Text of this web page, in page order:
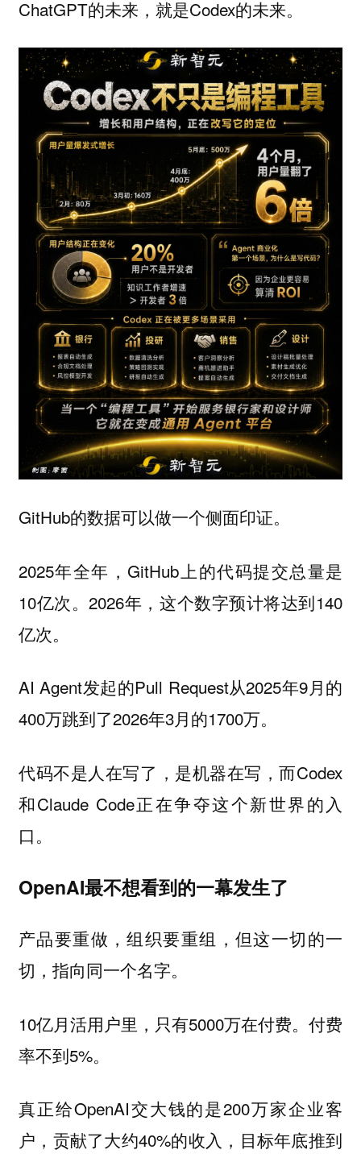
ChatGPT的未来，就是Codex的未来。
GitHub的数据可以做一个侧面印证。
2025年全年，GitHub上的代码提交总量是
10亿次。2026年，这个数字预计将达到140
亿次。
AI Agent发起的Pull Request从2025年9月的
400万跳到了2026年3月的1700万。
代码不是人在写了，是机器在写，而Codex
和Claude Code正在争夺这个新世界的入
口。
OpenAI最不想看到的一幕发生了
产品要重做，组织要重组，但这一切的一
切，指向同一个名字。
10亿月活用户里，只有5000万在付费。付费
率不到5%。
真正给OpenAI交大钱的是200万家企业客
户，贡献了大约40%的收入，目标年底推到